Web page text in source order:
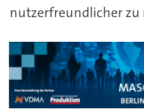
nutzerfreundlicher zu